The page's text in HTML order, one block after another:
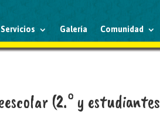
Servicios Galería Comunidad
(2.° y estudiantes